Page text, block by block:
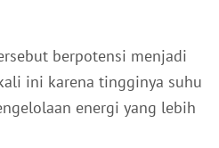
berpotensi menjadi
ini karena tingginya suhu
energi yang lebih